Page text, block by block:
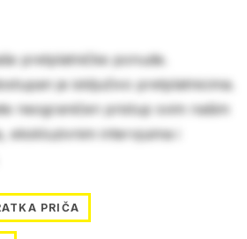
pretplatničke ponude.
je isključivo pretplatnicima.
neograničen pristup svim našim
ekskluzivnim intervjuima i
PRIČA